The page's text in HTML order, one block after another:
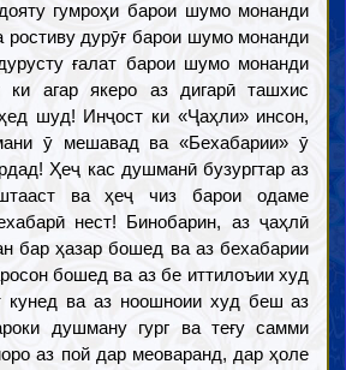
гумроҳи барои шумо монанди
ростиву дурӯғ барои шумо монанди
ғалат барои шумо монанди
агар якеро аз дигарӣ ташхис
шуд! Инҷост ки «Ҷаҳли» инсон,
ӯ мешавад ва «Бехабарии» ӯ
Ҳеҷ кас душманӣ бузургтар аз
ва ҳеҷ чиз барои одаме
нест! Бинобарин, аз ҷаҳлӣ
бар ҳазар бошед ва аз бехабарии
бошед ва аз бе иттилоъии худ
кунед ва аз ноошноии худ беш аз
душману гург ва теғу самми
аз пой дар меоваранд, дар ҳоле